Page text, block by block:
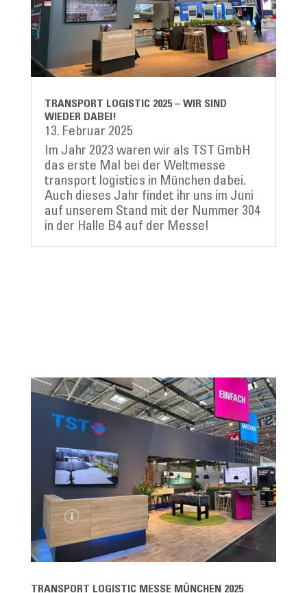
TRANSPORT LOGISTIC 2025 – WIR SIND
WIEDER DABEI!
13. Februar 2025
Im Jahr 2023 waren wir als TST GmbH
das erste Mal bei der Weltmesse
transport logistics in München dabei.
Auch dieses Jahr findet ihr uns im Juni
auf unserem Stand mit der Nummer 304
in der Halle B4 auf der Messe!
TRANSPORT LOGISTIC MESSE MÜNCHEN 2025